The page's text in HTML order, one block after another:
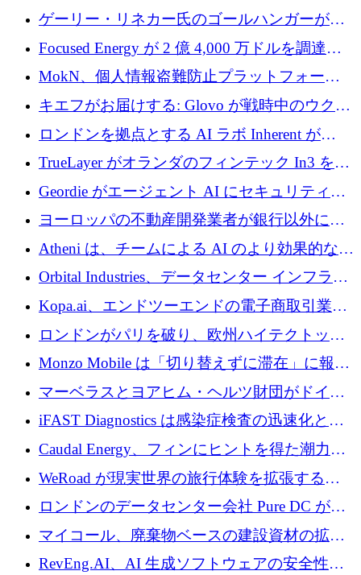
2,000 万ユーロのシードラウンドを完了
ゲーリー・リネカー氏のゴールハンガーがVC
事業を開始
Focused Energy が 2 億 4,000 万ドルを調達、
TrueLayer が In3 を買収、ロンドンが首位の座
を奪還
MokN、個人情報盗難防止プラットフォーム
の成長のためにシリーズ A で 1,500 万ドルを
調達
キエフがお届けする: Glovo が戦時中のウクラ
イナで最も急速に成長する市場の 1 つをどの
ように拡大したか
ロンドンを拠点とする AI ラボ Inherent が
5,000 万ドルの資金調達でステルスから浮上
TrueLayer がオランダのフィンテック In3 を買
収、チェックアウト時にクレジットを提供
Geordie がエージェント AI にセキュリティと
ガバナンスをもたらすために 3,000 万ドルを
ヨーロッパの不動産開発業者が銀行以外にも
目を向けているため、InRentoの資金調達額は
1億ユーロを突破
Atheni は、チームによる AI のより効果的な使
用を支援するために 35 万ポンドを確保
Orbital Industries、データセンター インフラス
トラクチャ システムの拡張に 5,000 万ドルを
確保
Kopa.ai、エンドツーエンドの電子商取引業務
用の AI エージェントを構築するために 200
万ユーロを調達
ロンドンがパリを破り、欧州ハイテクトップ
の座を奪還
Monzo Mobile は「切り替えずに滞在」に報酬
を与える
マーベラスとヨアヒム・ヘルツ財団がドイツ
の商業化ギャップを埋めるために2,000万ユー
ロのディープテック基金を立ち上げる
iFAST Diagnostics は感染症検査の迅速化と抗
菌薬耐性への取り組みに 500 万ポンドを寄付
Caudal Energy、フィンにヒントを得た潮力発
電技術の規模拡大に向けて 430 万ポンドを調
WeRoad が現実世界の旅行体験を拡張するた
めに 5,800 万ドルを獲得
ロンドンのデータセンター会社 Pure DC が欧
州と中東の拡張に 27 億ドルを確保
マイコール、廃棄物ベースの建設資材の拡大
に400万ポンドを投資
RevEng.AI、AI 生成ソフトウェアの安全性を